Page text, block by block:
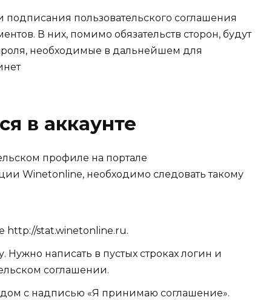
пользовательского соглашения
В них, помимо обязательств сторон, будут
необходимые в дальнейшем для
в аккаунте
профиле на портале
Winetonline, необходимо следовать такому
http://stat.winetonline.ru.
написать в пустых строках логин и
соглашении.
с надписью «Я принимаю соглашение».